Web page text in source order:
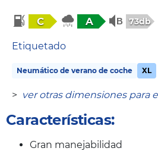
C A 73db
Etiquetado
Neumático de verano de coche XL
> ver otras dimensiones para
Características:
Gran manejabilidad